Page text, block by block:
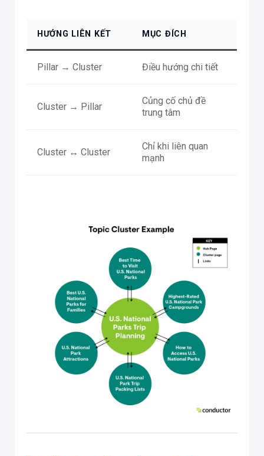
HƯỚNG LIÊN KẾT MỤC ĐÍCH
Pillar → Cluster Điều hướng chi tiết
Cluster → Pillar
Củng cố chủ đề
trung tâm
Cluster ↔ Cluster
Chỉ khi liên quan
mạnh